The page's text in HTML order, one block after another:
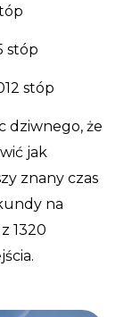
stóp
stóp
dziwnego, że
jak
znany czas
na
1320